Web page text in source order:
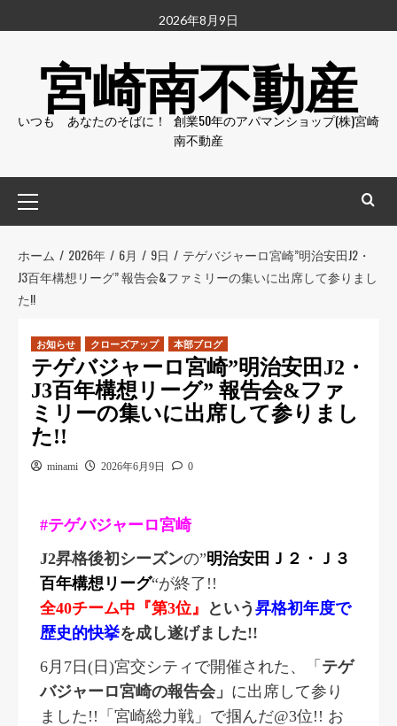
2026年8月9日
宮崎南不動産
いつも あなたのそばに！ 創業50年のアパマンショップ(株)宮崎
南不動産
ホーム 2026年 6月 9日
テゲバジャーロ宮崎”明治安田J2・
J3百年構想リーグ” 報告会&ファミリーの集いに出席して参りまし
た!!
お知らせ クローズアップ 本部ブログ
テゲバジャーロ宮崎”明治安田J2・
J3百年構想リーグ” 報告会&ファ
ミリーの集いに出席して参りまし
た!!
minami 2026年6月9日 0
#テゲバジャーロ宮崎
J2昇格後初シーズンの”明治安田Ｊ２・Ｊ３
百年構想リーグ“が終了!!
全40チーム中『第3位』
という 昇格初年度で
歴史的快挙を成し遂げました!!
6月 7 日 ( 日 )宮交シティで開催された、「 テゲ
バジャーロ宮崎の報告会」 に出席して参り
ました !! 「宮崎総力戦」で掴んだ@3位!! お